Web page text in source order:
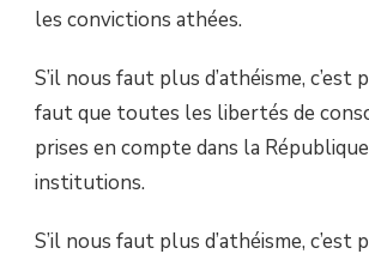
les convictions athées.
S’il nous faut plus d’athéisme, c’est
faut que toutes les libertés de
prises en compte dans la
institutions.
S’il nous faut plus d’athéisme, c’est